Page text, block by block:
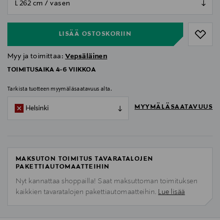
LISÄÄ OSTOSKORIIN
Myy ja toimittaa: Vepsäläinen
TOIMITUSAIKA 4-6 VIIKKOA
Tarkista tuotteen myymäläsaatavuus alta.
Helsinki MYYMÄLÄSAATAVUUS
MAKSUTON TOIMITUS TAVARATALOJEN
PAKETTIAUTOMAATTEIHIN
Nyt kannattaa shoppailla! Saat maksuttoman toimituksen
kaikkien tavaratalojen pakettiautomaatteihin. Lue lisää